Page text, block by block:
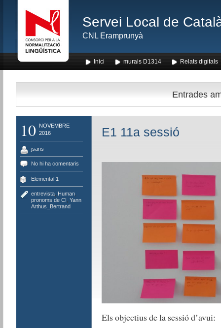
Servei Local de
CNL Eramprunyà
Inici murals D1314 Relats digitals
Entrades
10
NOVEMBRE
2016
jsans
No hi ha comentaris
Elemental 1
entrevista, Human,
pronoms de CI Yann
Arthus_Bertrand
E1 11a sessió
Els objectius de la sessió d’avui: